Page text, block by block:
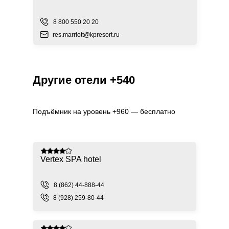
8 800 550 20 20
res.marriott@kpresort.ru
Другие отели +540
Подъёмник на уровень +960 — бесплатно
Vertex SPA hotel
8 (862) 44-888-44
8 (928) 259-80-44